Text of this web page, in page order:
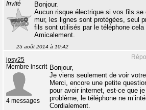
Invité
Bonjour.
Aucun risque électrique si vos fils se
mur, les lignes sont protégées, seul
fils sont utilisés par le téléphone cela
Amicalement.
25 août 2014 à 10:42
josy25
Membre inscrit
4 messages
Bonjour,
Je viens seulement de voir
Merci, encore une petite
pour avoir internet, est-ce que
problème, le téléphone ne
Cordialement.